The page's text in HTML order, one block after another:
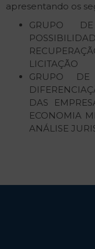
apresentando os
GRUPO
LICITAÇÃO
GRUPO DE
DAS
ECONOMIA
ANÁLISE